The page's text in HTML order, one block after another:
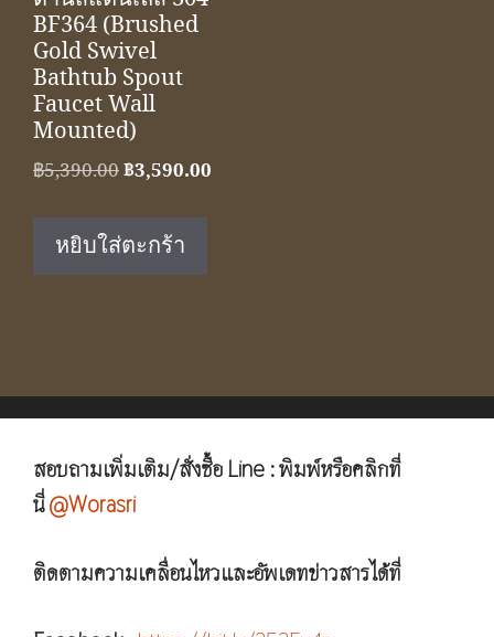
BF364 (Brushed
Gold Swivel
Bathtub Spout
Faucet Wall
Mounted)
฿5,390.00Original
฿5,390.00.
฿3,590.00
หยิบใส่ตะกร้า
สอบถามเพิ่มเติม/สั่งซื้อ Line : พิมพ์หรือคลิกที่
นี่@Worasri
ติดตามความเคลื่อนไหวและอัพเดทข่าวสารได้ที่